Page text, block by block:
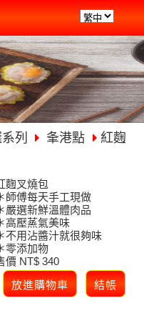
列 夆港點
紅麴
麴叉燒包
師傅每天手工現做
嚴選新鮮溫體肉品
高壓蒸氣美味
不用沾醬汁就很夠味
零添加物
價 NT$ 340